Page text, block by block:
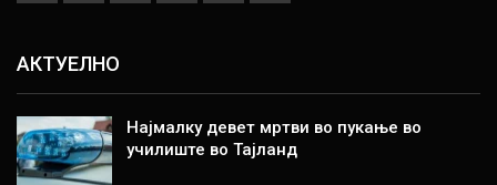
АКТУЕЛНО
Најмалку девет мртви во пукање во
училиште во Тајланд